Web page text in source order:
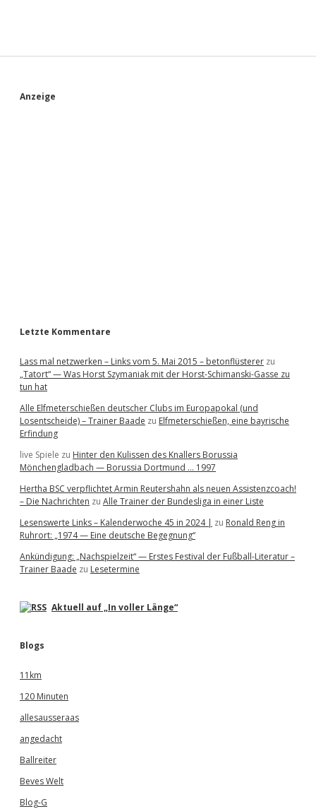
S
Anzeige
Letzte Kommentare
Lass mal netzwerken – Links vom 5. Mai 2015 – betonflüsterer zu
„Tatort“ — Was Horst Szymaniak mit der Horst-Schimanski-Gasse zu
tun hat
Alle Elfmeterschießen deutscher Clubs im Europapokal (und
Losentscheide) – Trainer Baade zu Elfmeterschießen, eine bayrische
Erfindung
live Spiele zu Hinter den Kulissen des Knallers Borussia
Mönchengladbach — Borussia Dortmund … 1997
Hertha BSC verpflichtet Armin Reutershahn als neuen Assistenzcoach!
– Die Nachrichten zu Alle Trainer der Bundesliga in einer Liste
Lesenswerte Links – Kalenderwoche 45 in 2024 | zu Ronald Reng in
Ruhrort: „1974 — Eine deutsche Begegnung“
Ankündigung: „Nachspielzeit“ — Erstes Festival der Fußball-Literatur –
Trainer Baade zu Lesetermine
Aktuell auf „In voller Länge“
Blogs
11km
120 Minuten
allesausseraas
angedacht
Ballreiter
Beves Welt
Blog-G